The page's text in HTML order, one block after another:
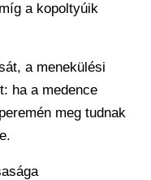
a kopoltyúik
a menekülési
ha a medence
meg tudnak